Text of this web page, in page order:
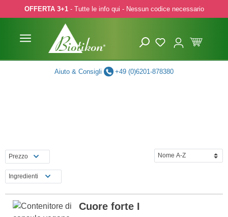
to main content
Skip to search
Skip to main navigation
OFFERTA 3+1- Tutte le info qui - Nessun codice necessario
Aiuto & Consigli +49 (0)6201-878380
Prezzo
Ingredienti
Cuore forte I